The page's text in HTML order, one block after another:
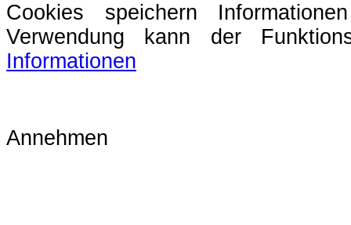
Cookies speichern
Verwendung kann der
Informationen
Annehmen